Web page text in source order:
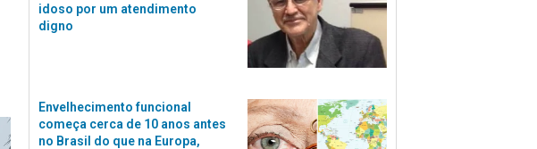
idoso por um atendimento
digno
Envelhecimento funcional
começa cerca de 10 anos antes
no Brasil do que na Europa,